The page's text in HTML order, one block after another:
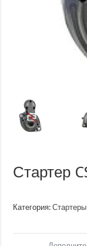
Стартер
Категория:Стартеры